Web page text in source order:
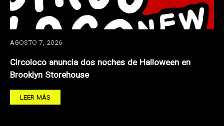
AGOSTO 7, 2026
Circoloco anuncia dos noches de Halloween en
Brooklyn Storehouse
LEER MÁS